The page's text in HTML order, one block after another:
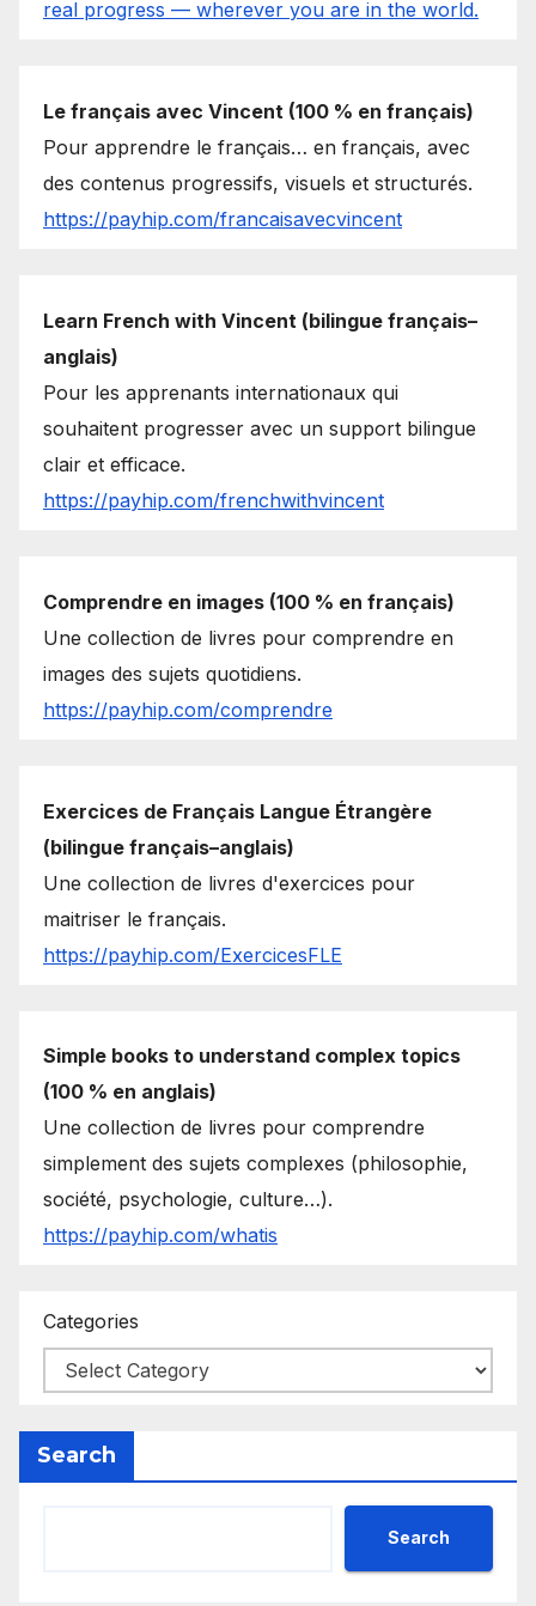
real progress — wherever you are in the world.
Le français avec Vincent (100 % en français)
Pour apprendre le français… en français, avec
des contenus progressifs, visuels et structurés.
https://payhip.com/francaisavecvincent
Learn French with Vincent (bilingue français–
anglais)
Pour les apprenants internationaux qui
souhaitent progresser avec un support bilingue
clair et efficace.
https://payhip.com/frenchwithvincent
Comprendre en images (100 % en français)
Une collection de livres pour comprendre en
images des sujets quotidiens.
https://payhip.com/comprendre
Exercices de Français Langue Étrangère
(bilingue français–anglais)
Une collection de livres d'exercices pour
maitriser le français.
https://payhip.com/ExercicesFLE
Simple books to understand complex topics
(100 % en anglais)
Une collection de livres pour comprendre
simplement des sujets complexes (philosophie,
société, psychologie, culture…).
https://payhip.com/whatis
Categories
Search
Search